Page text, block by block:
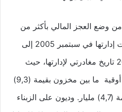
وضع العجز المالي بأكثر من
4,8 مليار أوقية عندما تسلمت إدارتها في سبتمبر 2005 إلى
وضع التوازن في أكتوبر 2008 تاريخ مغادرتي لإدارتها، حيث
وصلت مواردها إلى 17 مليار أوقية ما بين مخزون بقيمة (9,3)
مليار. وديون على الدولة بقيمة (4,7) مليار. وديون على الزبناء